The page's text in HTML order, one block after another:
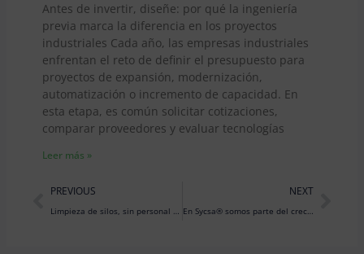
Antes de invertir, diseñe: por qué la ingeniería
previa marca la diferencia en los proyectos
industriales Cada año, las empresas industriales
enfrentan el reto de definir el presupuesto para
proyectos de expansión, modernización,
automatización o incremento de capacidad. En
esta etapa, es común solicitar cotizaciones,
comparar proveedores y evaluar tecnologías
Leer más »
Prev
PREVIOUS
Limpieza de silos, sin personal en el interior… ¡La seguridad es primero!
NEXT
En Sycsa® somos parte del crecimiento de la industria alimenticia… ¡también en Colombia!